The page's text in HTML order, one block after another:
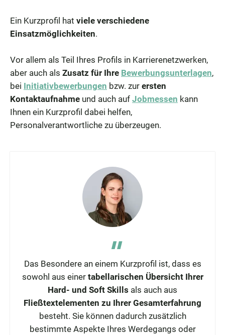
Ein Kurzprofil hat viele verschiedene
Einsatzmöglichkeiten.
Vor allem als Teil Ihres Profils in Karrierenetzwerken,
aber auch als Zusatz für Ihre Bewerbungsunterlagen,
bei Initiativbewerbungen bzw. zur ersten
Kontaktaufnahme und auch auf Jobmessen kann
Ihnen ein Kurzprofil dabei helfen,
Personalverantwortliche zu überzeugen.
Das Besondere an einem Kurzprofil ist, dass es
sowohl aus einer tabellarischen Übersicht Ihrer
Hard- und Soft Skills als auch aus
Fließtextelementen zu Ihrer Gesamterfahrung
besteht. Sie können dadurch zusätzlich
bestimmte Aspekte Ihres Werdegangs oder